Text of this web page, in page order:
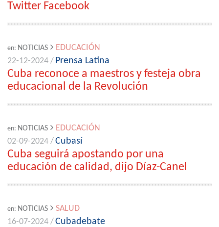
Twitter Facebook
en: NOTICIAS
EDUCACIÓN
22-12-2024 / Prensa Latina
Cuba reconoce a maestros y festeja obra
educacional de la Revolución
en: NOTICIAS
EDUCACIÓN
02-09-2024 /Cubasí
Cuba seguirá apostando por una
educación de calidad, dijo Díaz-Canel
en: NOTICIAS
SALUD
16-07-2024 /Cubadebate